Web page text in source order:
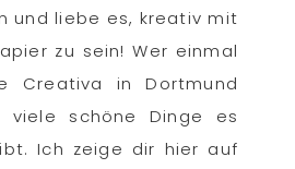
und liebe es, kreativ mit
zu sein! Wer einmal
Creativa in Dortmund
viele schöne Dinge es
Ich zeige dir hier auf